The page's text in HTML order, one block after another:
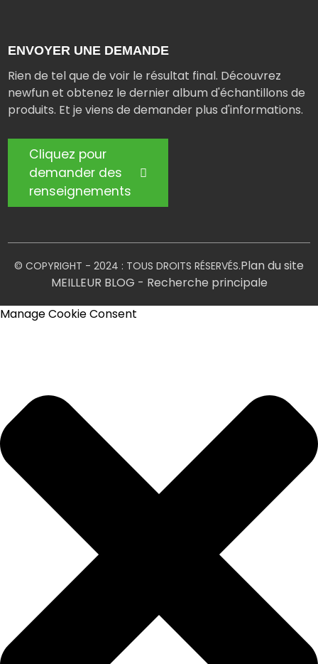
ENVOYER UNE DEMANDE
Rien de tel que de voir le résultat final. Découvrez
newfun et obtenez le dernier album d'échantillons de
produits. Et je viens de demander plus d'informations.
Cliquez pour
demander des
renseignements
© COPYRIGHT - 2024 : TOUS DROITS RÉSERVÉS.Plan du site
MEILLEUR BLOG - Recherche principale
Manage Cookie Consent